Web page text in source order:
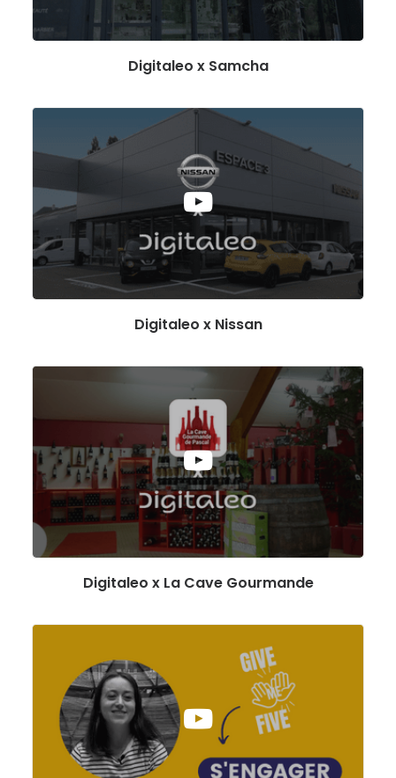
Digitaleo x Samcha
Digitaleo x Nissan
Digitaleo x La Cave Gourmande